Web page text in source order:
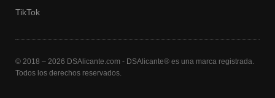
TikTok
© 2018 – 2026 DSAlicante.com - DSAlicante® es una marca registrada.
Todos los derechos reservados.